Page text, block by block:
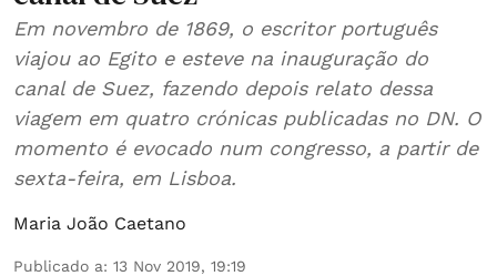
Em novembro de 1869, o escritor português
viajou ao Egito e esteve na inauguração do
canal de Suez, fazendo depois relato dessa
viagem em quatro crónicas publicadas no DN. O
momento é evocado num congresso, a partir de
sexta-feira, em Lisboa.
Maria João Caetano
Publicado a: 13 Nov 2019, 19:19